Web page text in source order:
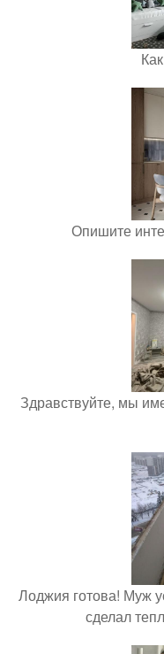
Опишите
Здравствуйте, мы
Лоджия готова! Муж
сделал